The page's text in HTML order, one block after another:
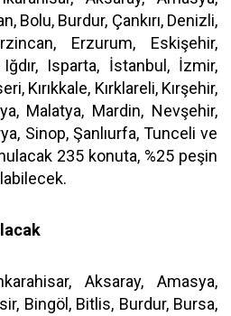
Bolu, Burdur, Çankırı, Denizli,
Erzurum, Eskişehir,
Isparta, İstanbul, İzmir,
Kırıkkale, Kırklareli, Kırşehir,
Malatya, Mardin, Nevşehir,
Sinop, Şanlıurfa, Tunceli ve
235 konuta, %25 peşin
Aksaray, Amasya,
Bingöl, Bitlis, Burdur, Bursa,